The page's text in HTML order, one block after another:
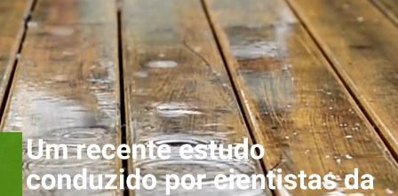
Um recente estudo
conduzido por
cientistas da American
Chemical Society.